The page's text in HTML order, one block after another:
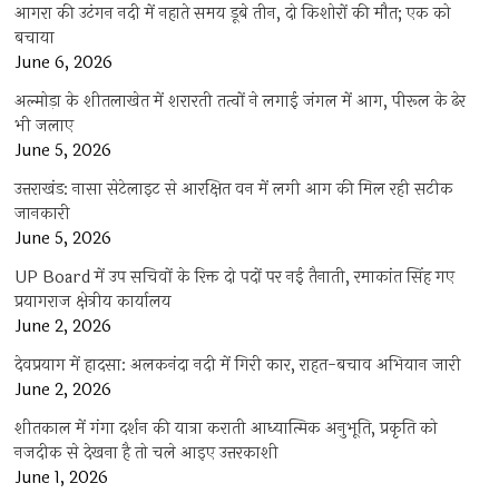
आगरा की उटंगन नदी में नहाते समय डूबे तीन, दो किशोरों की मौत; एक को
बचाया
June 6, 2026
अल्मोड़ा के शीतलाखेत में शरारती तत्वों ने लगाई जंगल में आग, पीरूल के ढेर
भी जलाए
June 5, 2026
उत्तराखंड: नासा सेटेलाइट से आरक्षित वन में लगी आग की मिल रही सटीक
जानकारी
June 5, 2026
UP Board में उप सचिवों के रिक्त दो पदों पर नई तैनाती, रमाकांत सिंह गए
प्रयागराज क्षेत्रीय कार्यालय
June 2, 2026
देवप्रयाग में हादसा: अलकनंदा नदी में गिरी कार, राहत-बचाव अभियान जारी
June 2, 2026
शीतकाल में गंगा दर्शन की यात्रा कराती आध्यात्मिक अनुभूति, प्रकृति को
नजदीक से देखना है तो चले आइए उत्तरकाशी
June 1, 2026